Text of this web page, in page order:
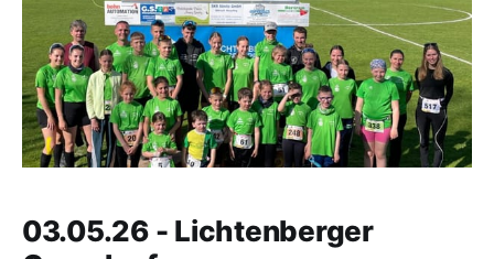
03.05.26 - Lichtenberger